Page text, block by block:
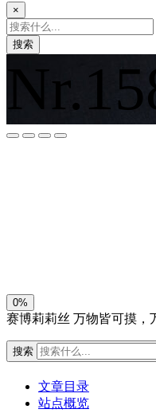
×
搜索
0%
赛博莉莉丝 万物皆可摸，
搜索
文章目录
站点概览